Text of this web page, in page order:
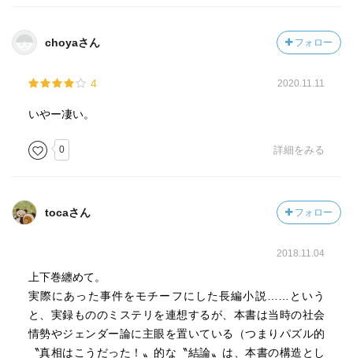
choyaさん フォロー
4 2020.11.11
いやー凄い。
0 詳細をみる
tocaさん フォロー
2018.11.04
上下巻纏めて。
実際にあった事件をモチーフにした長編小説……という
と、実録もののミステリを連想するが、本書は当時の社会
情勢やジェンダー論に主眼を置いている（つまりパズル的
〝真相はこうだった！〟的な〝結論〟は、本書の構造とし